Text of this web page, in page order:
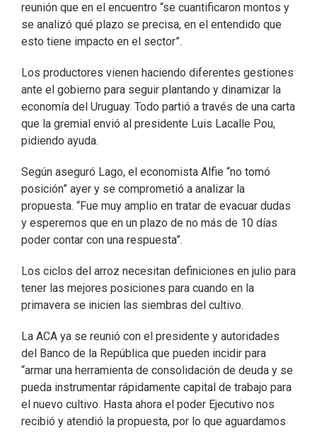
reunión que en el encuentro “se cuantificaron montos y
se analizó qué plazo se precisa, en el entendido que
esto tiene impacto en el sector”.
Los productores vienen haciendo diferentes gestiones
ante el gobierno para seguir plantando y dinamizar la
economía del Uruguay. Todo partió a través de una carta
que la gremial envió al presidente Luis Lacalle Pou,
pidiendo ayuda.
Según aseguró Lago, el economista Alfie “no tomó
posición” ayer y se comprometió a analizar la
propuesta. “Fue muy amplio en tratar de evacuar dudas
y esperemos que en un plazo de no más de 10 días
poder contar con una respuesta”.
Los ciclos del arroz necesitan definiciones en julio para
tener las mejores posiciones para cuando en la
primavera se inicien las siembras del cultivo.
La ACA ya se reunió con el presidente y autoridades
del Banco de la República que pueden incidir para
“armar una herramienta de consolidación de deuda y se
pueda instrumentar rápidamente capital de trabajo para
el nuevo cultivo. Hasta ahora el poder Ejecutivo nos
recibió y atendió la propuesta, por lo que aguardamos